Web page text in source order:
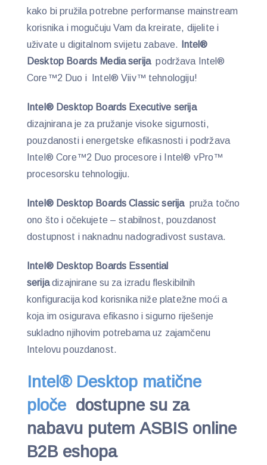
kako bi pružila potrebne performanse mainstream
korisnika i mogučuju Vam da kreirate, dijelite i
uživate u digitalnom svijetu zabave.
Intel®
Desktop Boards Media serijapodržava Intel®
Core™2 Duo i Intel® Viiv™ tehnologiju!
Intel® Desktop Boards Executive serija
dizajnirana je za pružanje visoke sigurnosti,
pouzdanosti i energetske efikasnosti i podržava
Intel® Core™2 Duo procesore i Intel® vPro™
procesorsku tehnologiju.
Intel® Desktop Boards Classic serija pruža točno
ono što i očekujete – stabilnost, pouzdanost
dostupnost i naknadnu nadogradivost sustava.
Intel® Desktop Boards Essential
serijadizajnirane su za izradu fleskibilnih
konfiguracija kod korisnika niže platežne moći a
koja im osigurava efikasno i sigurno riješenje
sukladno njihovim potrebama uz zajamčenu
Intelovu pouzdanost.
Intel® Desktop matične
ploče dostupne su za
nabavu putem ASBIS online
B2B eshopa